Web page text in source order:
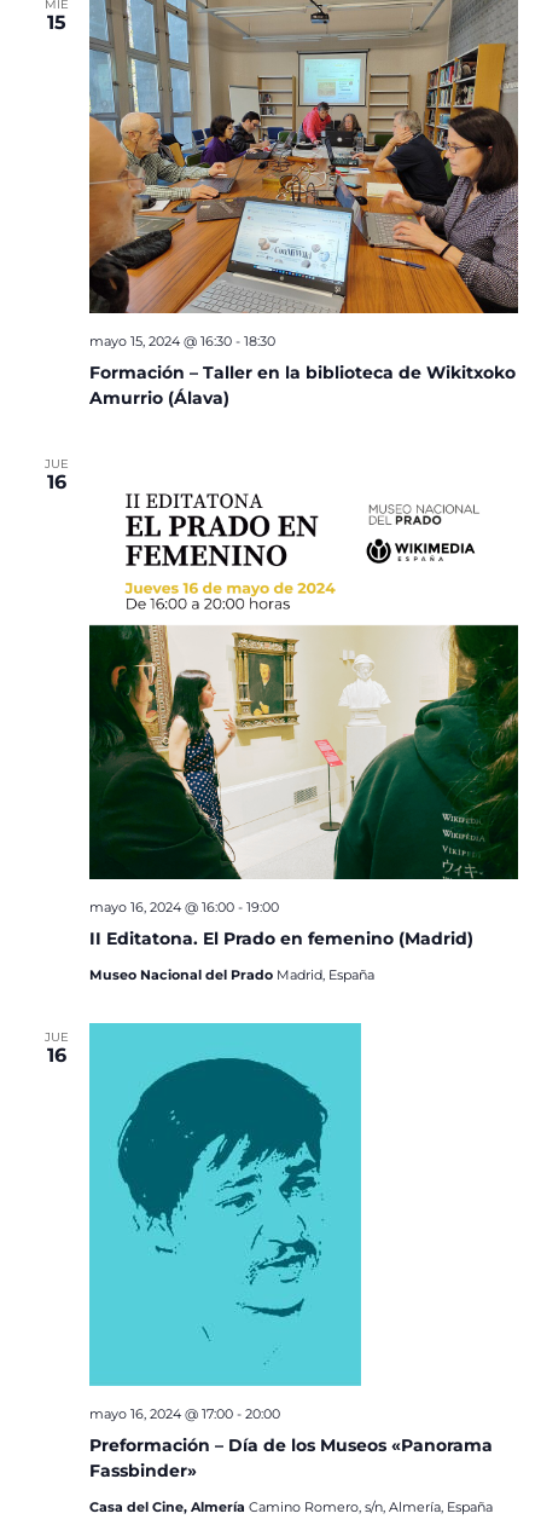
MIÉ
15
Formación – Taller en la biblioteca de Wikitxoko
Amurrio (Álava)
mayo 15, 2024 @ 16:30- 18:30
JUE
16
II Editatona. El Prado en femenino (Madrid)
mayo 16, 2024 @ 16:00- 19:00
Museo Nacional del Prado Madrid, España
JUE
16
Preformación – Día de los Museos «Panorama
Fassbinder»
mayo 16, 2024 @ 17:00- 20:00
Casa del Cine, Almería Camino Romero, s/n, Almería, España